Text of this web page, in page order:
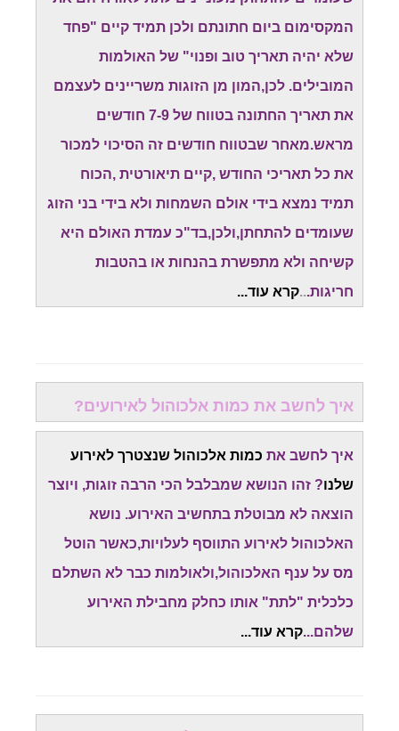
המקסימום ביום חתונתם ולכן תמיד קיים "פחד
שלא יהיה תאריך טוב ופנוי" של האולמות
המובילים. לכן,המון מן הזוגות משריינים לעצמם
את תאריך החתונה בטווח של 7-9 חודשים
מראש.מאחר שבטווח חודשים זה הסיכוי למכור
את כל תאריכי החודש ,קיים תיאורטית ,הכוח
תמיד נמצא בידי אולם השמחות ולא בידי בני הזוג
שעומדים להתחתן,ולכן,בד"כ עמדת האולם היא
קשיחה ולא מתפשרת בהנחות או בהטבות
חריגות...קרא עוד...
איך לחשב את כמות אלכוהול לאירועים?
איך לחשב את כמות אלכוהול שנצטרך לאירוע
שלנו? זהו הנושא שמבלבל הכי הרבה זוגות, ויוצר
הוצאה לא מבוטלת בתחשיב האירוע. נושא
האלכוהול לאירוע התווסף לעלויות,כאשר הוטל
מס על ענף האלכוהול,ולאולמות כבר לא השתלם
כלכלית "לתת" אותו כחלק מחבילת האירוע
שלהם...קרא עוד...